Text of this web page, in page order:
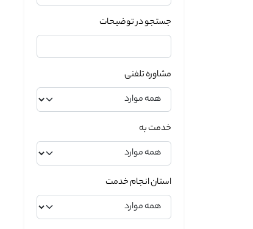
جستجو در توضیحات
مشاوره تلفنی
خدمت به
استان انجام خدمت